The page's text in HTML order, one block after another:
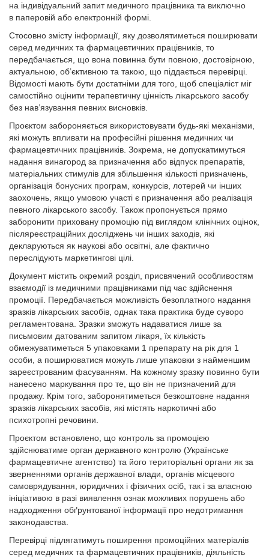
на індивідуальний запит медичного працівника та виключно
в паперовій або електронній формі.
Стосовно змісту інформації, яку дозволятиметься поширювати
серед медичних та фармацевтичних працівників, то
передбачається, що вона повинна бути повною, достовірною,
актуальною, об’єктивною та такою, що піддається перевірці.
Відомості мають бути достатніми для того, щоб спеціаліст міг
самостійно оцінити терапевтичну цінність лікарського засобу
без нав’язування певних висновків.
Проєктом забороняється використовувати будь-які механізми,
які можуть впливати на професійні рішення медичних чи
фармацевтичних працівників. Зокрема, не допускатимуться
надання винагород за призначення або відпуск препаратів,
матеріальних стимулів для збільшення кількості призначень,
організація бонусних програм, конкурсів, лотерей чи інших
заохочень, якщо умовою участі є призначення або реалізація
певного лікарського засобу. Також пропонується прямо
заборонити приховану промоцію під виглядом клінічних оцінок,
післяреєстраційних досліджень чи інших заходів, які
декларуються як наукові або освітні, але фактично
переслідують маркетингові цілі.
Документ містить окремий розділ, присвячений особливостям
взаємодії із медичними працівниками під час здійснення
промоції. Передбачається можливість безоплатного надання
зразків лікарських засобів, однак така практика буде суворо
регламентована. Зразки зможуть надаватися лише за
письмовим датованим запитом лікаря, їх кількість
обмежуватиметься 5 упаковками 1 препарату на рік для 1
особи, а поширюватися можуть лише упаковки з найменшим
зареєстрованим фасуванням. На кожному зразку повинно бути
нанесено маркування про те, що він не призначений для
продажу. Крім того, заборонятиметься безкоштовне надання
зразків лікарських засобів, які містять наркотичні або
психотропні речовини.
Проєктом встановлено, що контроль за промоцією
здійснюватиме орган державного контролю (Українське
фармацевтичне агентство) та його територіальні органи як за
зверненнями органів державної влади, органів місцевого
самоврядування, юридичних і фізичних осіб, так і за власною
ініціативою в разі виявлення ознак можливих порушень або
надходження обґрунтованої інформації про недотримання
законодавства.
Перевірці підлягатимуть поширення промоційних матеріалів
серед медичних та фармацевтичних працівників, діяльність